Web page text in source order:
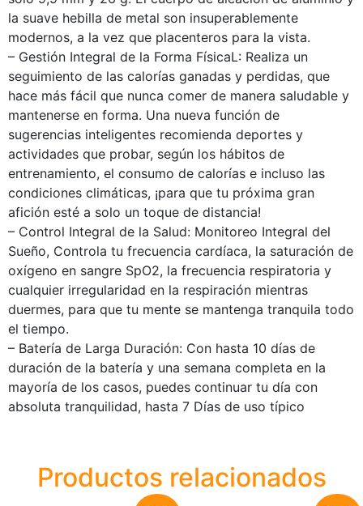
la suave hebilla de metal son insuperablemente
modernos, a la vez que placenteros para la vista.
– Gestión Integral de la Forma FísicaL: Realiza un
seguimiento de las calorías ganadas y perdidas, que
hace más fácil que nunca comer de manera saludable y
mantenerse en forma. Una nueva función de
sugerencias inteligentes recomienda deportes y
actividades que probar, según los hábitos de
entrenamiento, el consumo de calorías e incluso las
condiciones climáticas, ¡para que tu próxima gran
afición esté a solo un toque de distancia!
– Control Integral de la Salud: Monitoreo Integral del
Sueño, Controla tu frecuencia cardíaca, la saturación de
oxígeno en sangre SpO2, la frecuencia respiratoria y
cualquier irregularidad en la respiración mientras
duermes, para que tu mente se mantenga tranquila todo
el tiempo.
– Batería de Larga Duración: Con hasta 10 días de
duración de la batería y una semana completa en la
mayoría de los casos, puedes continuar tu día con
absoluta tranquilidad, hasta 7 Días de uso típico
Productos relacionados